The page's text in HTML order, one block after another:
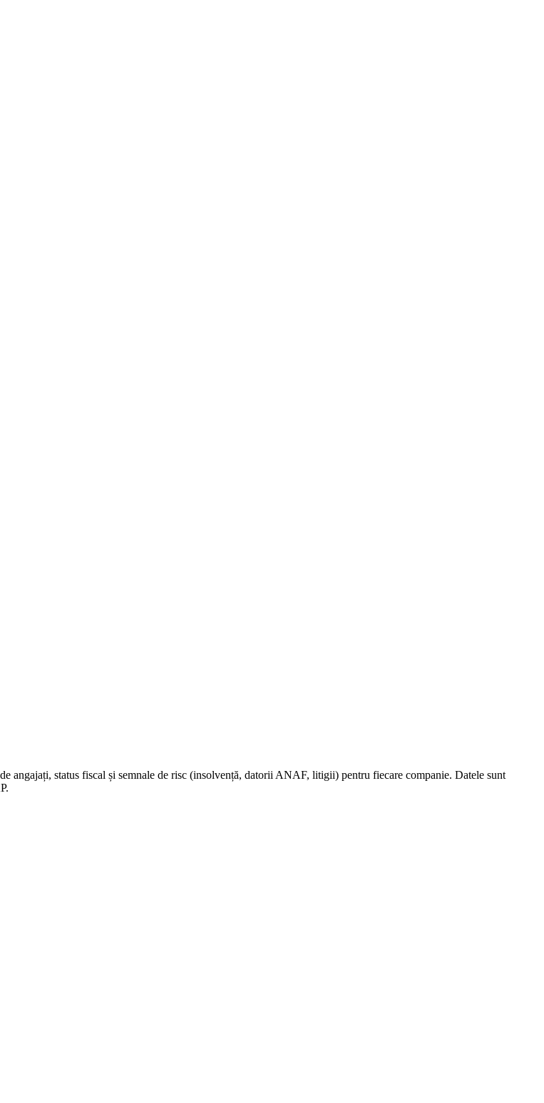
status fiscal și semnale de risc (insolvență, datorii ANAF, litigii) pentru fiecare companie. Datele sunt